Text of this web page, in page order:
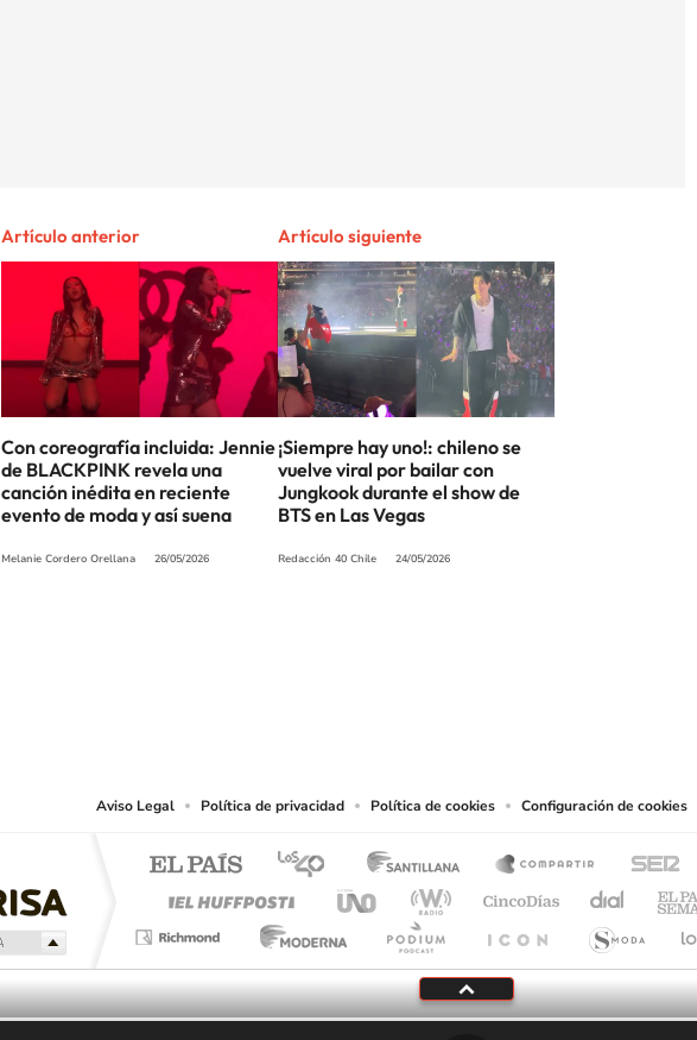
Artículo anterior
Con coreografía incluida: Jennie
de BLACKPINK revela una
canción inédita en reciente
evento de moda y así suena
Melanie Cordero Orellana 26/05/2026
Artículo siguiente
¡Siempre hay uno!: chileno se
vuelve viral por bailar con
Jungkook durante el show de
BTS en Las Vegas
Redacción 40 Chile 24/05/2026
Aviso Legal Política de privacidad Política de cookies Configuración de cookies